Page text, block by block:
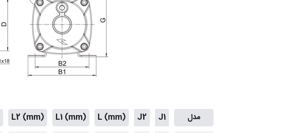
مدل J1
J2
L (mm)
L1 (mm)
L2 (mm)